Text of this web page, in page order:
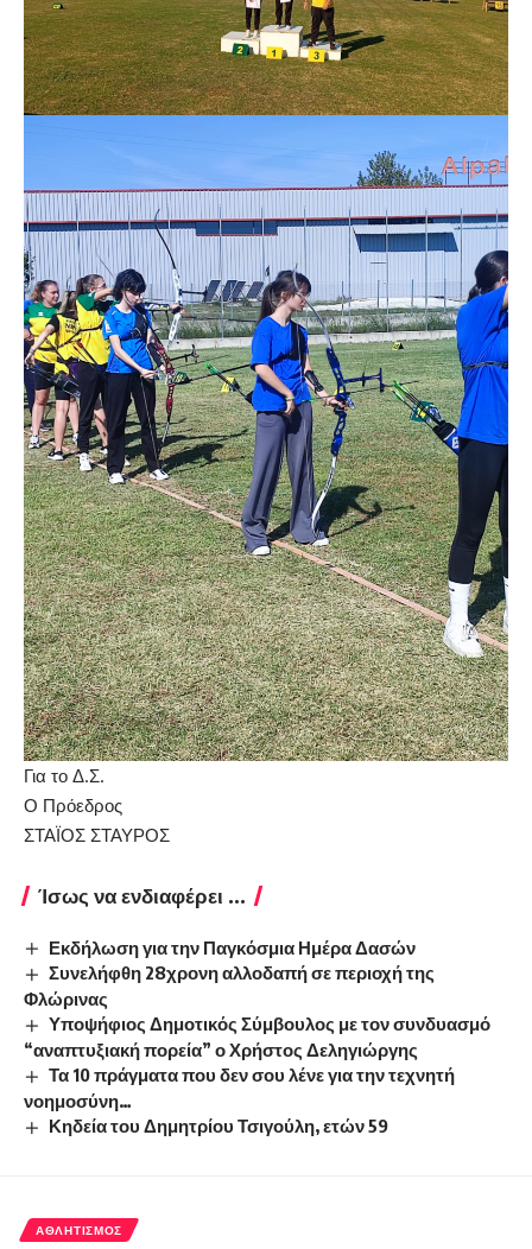
Για το Δ.Σ.
Ο Πρόεδρος
ΣΤΑΪΟΣ ΣΤΑΥΡΟΣ
Ίσως να ενδιαφέρει ...
Εκδήλωση για την Παγκόσμια Ημέρα Δασών
Συνελήφθη 28χρονη αλλοδαπή σε περιοχή της
Φλώρινας
Υποψήφιος Δημοτικός Σύμβουλος με τον συνδυασμό
“αναπτυξιακή πορεία” ο Χρήστος Δεληγιώργης
Τα 10 πράγματα που δεν σου λένε για την τεχνητή
νοημοσύνη…
Κηδεία του Δημητρίου Τσιγούλη, ετών 59
ΑΘΛΗΤΙΣΜΌΣ